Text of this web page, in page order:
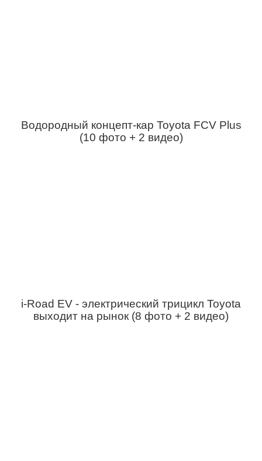
Водородный концепт-кар Toyota FCV Plus
(10 фото + 2 видео)
i-Road EV - электрический трицикл Toyota
выходит на рынок (8 фото + 2 видео)